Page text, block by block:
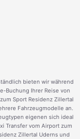
bieten wir während
Buchung Ihrer Reise von
Sport Residenz Zillertal
Fahrzeugmodelle an.
eigenen sich ideal
Transfer vom Airport zum
Zillertal Uderns und